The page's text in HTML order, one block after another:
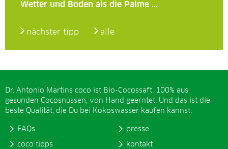
Wetter und Boden als die Palme …
nächster tipp alle
Dr. Antonio Martins coco ist Bio-Cocossaft, 100% aus
gesunden Cocosnüssen, von Hand geerntet. Und das ist die
beste Qualität, die Du bei Kokoswasser kaufen kannst.
FAQs
coco tipps
presse
kontakt